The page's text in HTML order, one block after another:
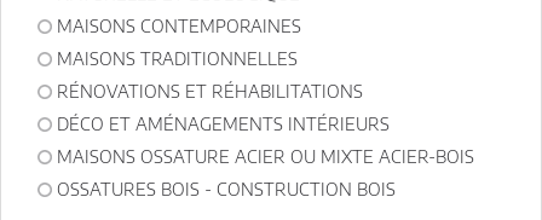
MAISONS CONTEMPORAINES
MAISONS TRADITIONNELLES
RÉNOVATIONS ET RÉHABILITATIONS
DÉCO ET AMÉNAGEMENTS INTÉRIEURS
MAISONS OSSATURE ACIER OU MIXTE ACIER-BOIS
OSSATURES BOIS - CONSTRUCTION BOIS